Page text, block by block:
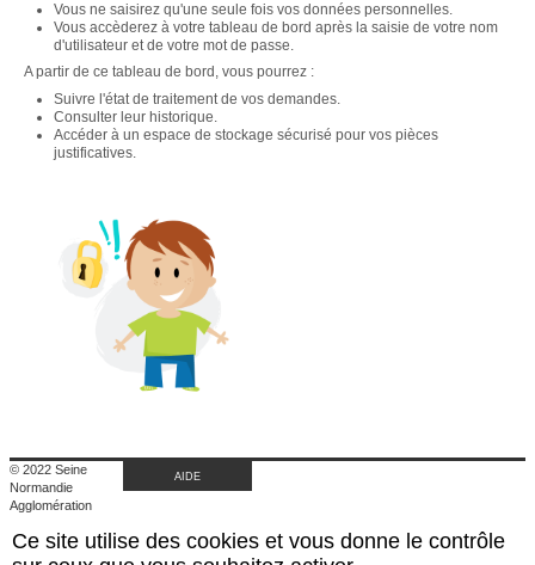
Vous ne saisirez qu'une seule fois vos données personnelles.
Vous accèderez à votre tableau de bord après la saisie de votre nom
d'utilisateur et de votre mot de passe.
A partir de ce tableau de bord, vous pourrez :
Suivre l'état de traitement de vos demandes.
Consulter leur historique.
Accéder à un espace de stockage sécurisé pour vos pièces
justificatives.
© 2022 Seine
Normandie
Agglomération
Retour au site de
l'agglomération
AIDE
Ce site utilise des cookies et vous donne le contrôle